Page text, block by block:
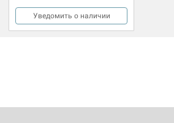
Уведомить о наличии